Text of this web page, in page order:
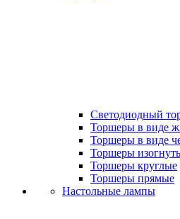
Светодиодный
Торшеры в виде
Торшеры в виде
Торшеры
Торшеры круглые
Торшеры прямые
Настольные лампы